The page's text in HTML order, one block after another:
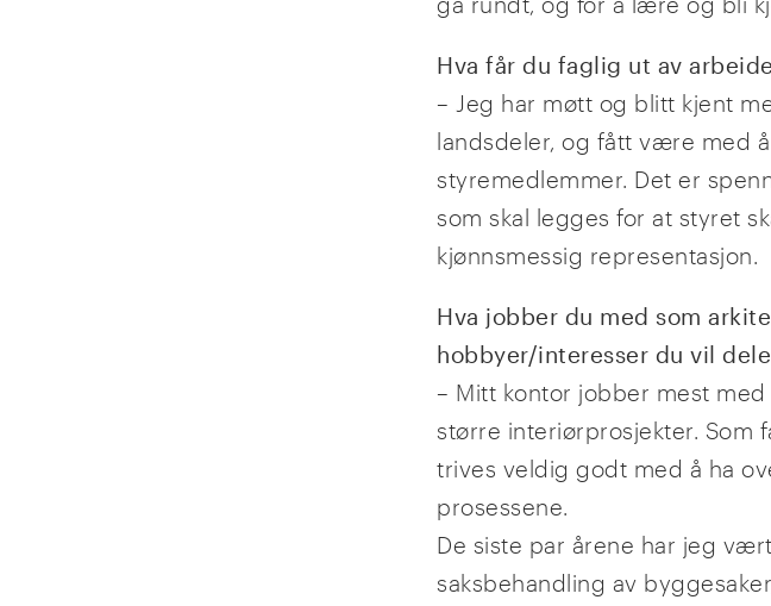
Hva får du faglig ut av
– Jeg har møtt og blitt kjent
landsdeler, og fått være med
styremedlemmer. Det er
som skal legges for at styret
kjønnsmessig representasjon.
Hva jobber du med som
hobbyer/interesser du vil
– Mitt kontor jobber mest
større interiørprosjekter. Som
trives veldig godt med å ha
prosessene.
De siste par årene har jeg
saksbehandling av